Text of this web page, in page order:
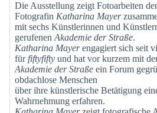
Die Ausstellung zeigt Fotoarbeiten
Fotografin Katharina Mayer
mit sechs Künstlerinnen und
gerufenen Akademie der Straße.
Katharina Mayerengagiert sich seit
fürfiftyfifty und hat vor kurzem mit
Akademie der Straße ein Forum
obdachlose Menschen
über ihre künstlerische Betätigung
Wahrnehmung erfahren.